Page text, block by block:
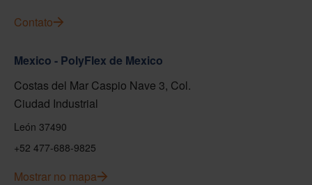
Contato
Mexico - PolyFlex de Mexico
Costas del Mar Caspio Nave 3, Col.
Ciudad Industrial
León 37490
+52 477-688-9825
Mostrar no mapa